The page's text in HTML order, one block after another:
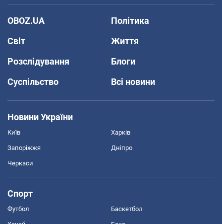
OBOZ.UA
Політика
Світ
Життя
Розслідування
Блоги
Суспільство
Всі новини
Новини України
Київ Харків
Запоріжжя Дніпро
Черкаси
Спорт
Футбол Баскетбол